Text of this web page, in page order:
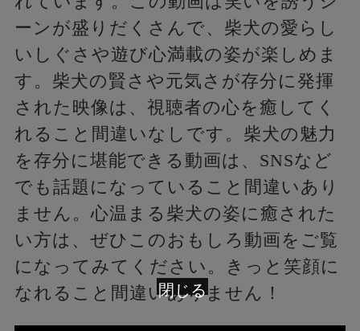
ーンが盛りだくさんで、柴犬の愛らし
いしぐさや遊び心満載の姿が楽しめま
す。柴犬の賢さや元気さが存分に発揮
された映像は、視聴者の心を癒してく
れること間違いなしです。柴犬の魅力
を存分に堪能できる動画は、SNSなど
でも話題になっていること間違いあり
ません。心温まる柴犬の姿に癒された
い方は、ぜひこのおもしろ動画をご覧
になってみてください。きっと笑顔に
なれること間違いありません！
閉じる